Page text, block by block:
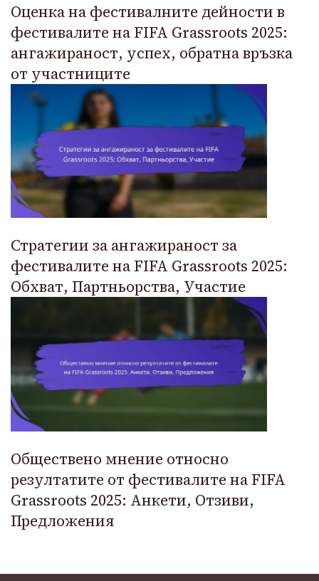
Оценка на фестивалните дейности в
фестивалите на FIFA Grassroots 2025:
ангажираност, успех, обратна връзка
от участниците
Стратегии за ангажираност за
фестивалите на FIFA Grassroots 2025:
Обхват, Партньорства, Участие
Обществено мнение относно
резултатите от фестивалите на FIFA
Grassroots 2025: Анкети, Отзиви,
Предложения